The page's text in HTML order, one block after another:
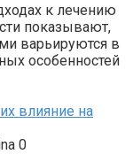
к лечению
показывают,
варьируются в
особенностей
влияние на
0